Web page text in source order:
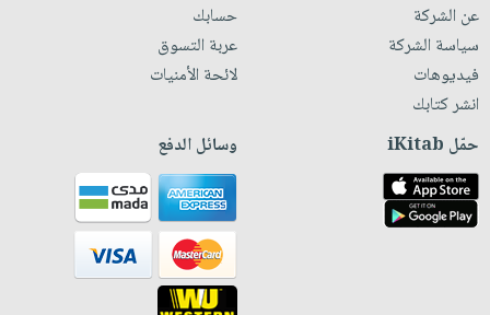
عن الشركة
سياسة الشركة
فيديوهات
انشر كتابك
حسابك
عربة التسوق
لائحة الأمنيات
حمّل iKitab وسائل الدفع